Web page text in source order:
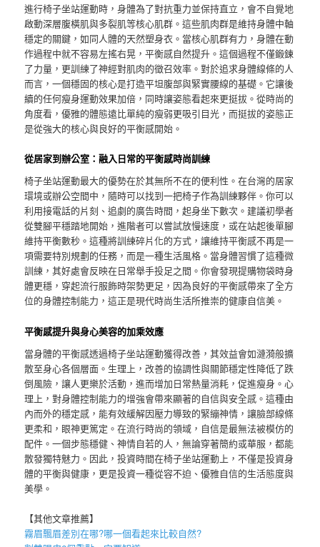
進行椅子坐站運動時，身體為了對抗重力並保持直立，會不自覺地
啟動深層腹橫肌與多裂肌等核心肌群。這些肌肉群是維持身體中軸
穩定的關鍵，如同人體的天然塑身衣。當核心肌群有力，身體在動
作過程中就不容易左搖右晃，平衡感自然提升。這個過程不僅鍛鍊
了力量，更訓練了神經對肌肉的徵召效率。對於追求身體線條的人
而言，一個穩固的核心是打造平坦腹部與緊實腰線的基礎。它讓後
續的任何瘦身運動效果加倍，同時讓姿態看起來更挺拔。從時尚的
角度看，優雅的體態遠比單純的瘦弱更吸引目光，而挺拔的姿態正
是從強大的核心與良好的平衡感開始。
從居家到辦公室：融入日常的平衡感時尚訓練
椅子坐站運動最大的優勢在於其無所不在的便利性。在台灣的居家
環境或辦公空間中，隨時可以找到一把椅子作為訓練夥伴。你可以
利用接電話的片刻、追劇的廣告時間，起身坐下數次。建議初學者
從雙腳平穩踏地開始，進階者可以嘗試放慢速度，或在站起後單腳
維持平衡數秒。這種將訓練碎片化的方式，讓維持平衡感不再是一
項需要特別規劃的任務，而是一種生活風格。當身體習慣了這種微
訓練，其好處會反映在日常舉手投足之間。你會發現提購物袋時身
體更穩，穿起流行服飾時架勢更足，因為良好的平衡感帶來了全方
位的身體控制能力，這正是現代時尚生活所推崇的健康自信美。
平衡感提升與身心美容的加乘效應
當身體的平衡感透過椅子坐站運動獲得改善，其效益會如漣漪般擴
散至身心各個層面。生理上，改善的協調性與關節穩定性降低了跌
倒風險，讓人更樂於活動，進而增加日常熱量消耗，促進瘦身。心
理上，對身體控制能力的增強會帶來顯著的自信與安全感。這種由
內而外的穩定感，能有效緩解因壓力導致的緊繃神情，讓臉部線條
更柔和，眼神更篤定。在流行時尚的領域，自信是最無法被模仿的
配件。一個步態穩健、神情自若的人，無論穿著簡約或華服，都能
散發獨特魅力。因此，投資時間在椅子坐站運動上，不僅是投資身
體的平衡與健康，更是投資一種從容不迫、優雅自信的生活態度與
美學。
【其他文章推薦】
霧眉飄眉差別在哪?哪一個看起來比較自然?